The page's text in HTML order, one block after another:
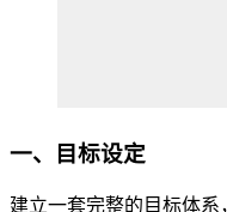
一、目标设定
建立一套完整的目标体